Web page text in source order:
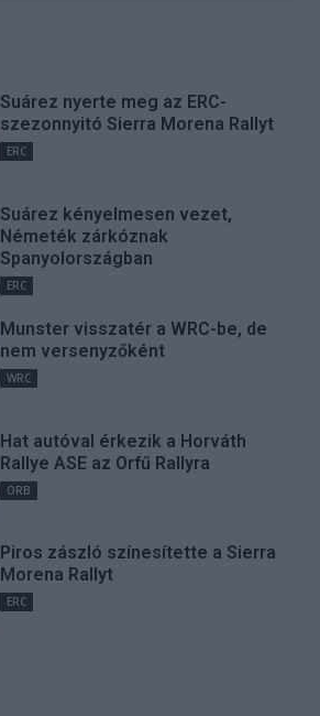
Suárez nyerte meg az ERC-
szezonnyitó Sierra Morena Rallyt
ERC
Suárez kényelmesen vezet,
Németék zárkóznak
Spanyolországban
ERC
Munster visszatér a WRC-be, de
nem versenyzőként
WRC
Hat autóval érkezik a Horváth
Rallye ASE az Orfű Rallyra
ORB
Piros zászló színesítette a Sierra
Morena Rallyt
ERC